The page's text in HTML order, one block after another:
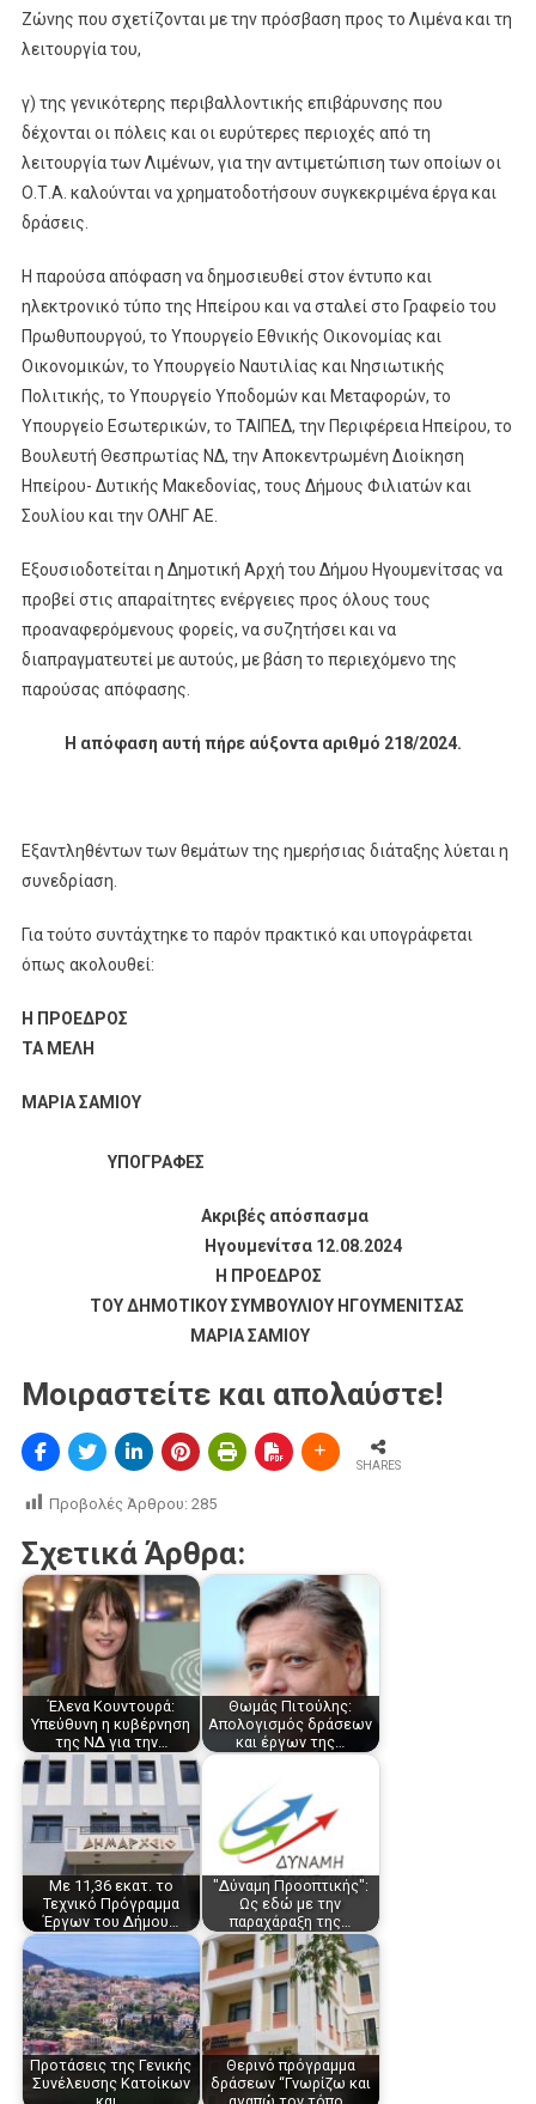
Ζώνης που σχετίζονται με την πρόσβαση προς το Λιμένα και τη
λειτουργία του,
γ) της γενικότερης περιβαλλοντικής επιβάρυνσης που
δέχονται οι πόλεις και οι ευρύτερες περιοχές από τη
λειτουργία των Λιμένων, για την αντιμετώπιση των οποίων οι
Ο.Τ.Α. καλούνται να χρηματοδοτήσουν συγκεκριμένα έργα και
δράσεις.
Η παρούσα απόφαση να δημοσιευθεί στον έντυπο και
ηλεκτρονικό τύπο της Ηπείρου και να σταλεί στο Γραφείο του
Πρωθυπουργού, το Υπουργείο Εθνικής Οικονομίας και
Οικονομικών, το Υπουργείο Ναυτιλίας και Νησιωτικής
Πολιτικής, το Υπουργείο Υποδομών και Μεταφορών, το
Υπουργείο Εσωτερικών, το ΤΑΙΠΕΔ, την Περιφέρεια Ηπείρου, το
Βουλευτή Θεσπρωτίας ΝΔ, την Αποκεντρωμένη Διοίκηση
Ηπείρου- Δυτικής Μακεδονίας, τους Δήμους Φιλιατών και
Σουλίου και την ΟΛΗΓ ΑΕ.
Εξουσιοδοτείται η Δημοτική Αρχή του Δήμου Ηγουμενίτσας να
προβεί στις απαραίτητες ενέργειες προς όλους τους
προαναφερόμενους φορείς, να συζητήσει και να
διαπραγματευτεί με αυτούς, με βάση το περιεχόμενο της
παρούσας απόφασης.
Η απόφαση αυτή πήρε αύξοντα αριθμό 218/2024.
Εξαντληθέντων των θεμάτων της ημερήσιας διάταξης λύεται η
συνεδρίαση.
Για τούτο συντάχτηκε το παρόν πρακτικό και υπογράφεται
όπως ακολουθεί:
Η ΠΡΟΕΔΡΟΣ
ΤΑ ΜΕΛΗ
ΜΑΡΙΑ ΣΑΜΙΟΥ
ΥΠΟΓΡΑΦΕΣ
Ακριβές απόσπασμα
Ηγουμενίτσα 12.08.2024
Η ΠΡΟΕΔΡΟΣ
ΤΟΥ ΔΗΜΟΤΙΚΟΥ ΣΥΜΒΟΥΛΙΟΥ ΗΓΟΥΜΕΝΙΤΣΑΣ
ΜΑΡΙΑ ΣΑΜΙΟΥ
Μοιραστείτε και απολαύστε!
SHARES
Προβολές Άρθρου: 285
Σχετικά Άρθρα:
Έλενα Κουντουρά:
Υπεύθυνη η κυβέρνηση
της ΝΔ για την…
Θωμάς Πιτούλης:
Απολογισμός δράσεων
και έργων της…
Με 11,36 εκατ. το
Τεχνικό Πρόγραμμα
Έργων του Δήμου…
"Δύναμη Προοπτικής":
Ως εδώ με την
παραχάραξη της…
Προτάσεις της Γενικής
Συνέλευσης Κατοίκων
Θερινό πρόγραμμα
δράσεων “Γνωρίζω και